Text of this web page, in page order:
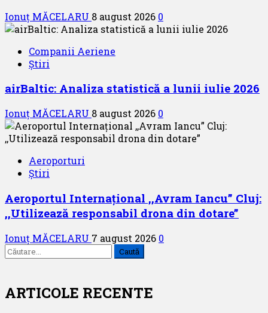
Ionuț MĂCELARU 8 august 2026 0
Companii Aeriene
Știri
airBaltic: Analiza statistică a lunii iulie 2026
Ionuț MĂCELARU 8 august 2026 0
Aeroporturi
Știri
Aeroportul Internațional ,,Avram Iancu” Cluj:
,,Utilizează responsabil drona din dotare”
Ionuț MĂCELARU 7 august 2026 0
Caută
după:
ARTICOLE RECENTE